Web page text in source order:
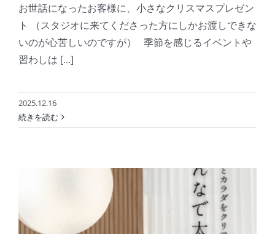
お世話になったお客様に、小さなクリスマスプレゼン
ト （スタジオに来てくださった方にしかお渡しできな
いのが心苦しいのですが） 季節を感じるイベントや
習わしは [...]
2025.12.16
続きを読む